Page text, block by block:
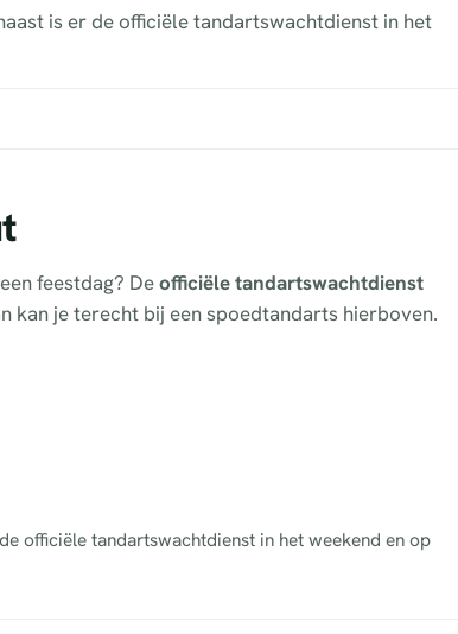
is er de officiële tandartswachtdienst in het
feestdag? Deofficiële tandartswachtdienst
kan je terecht bij een spoedtandarts hierboven.
officiële tandartswachtdienst in het weekend en op